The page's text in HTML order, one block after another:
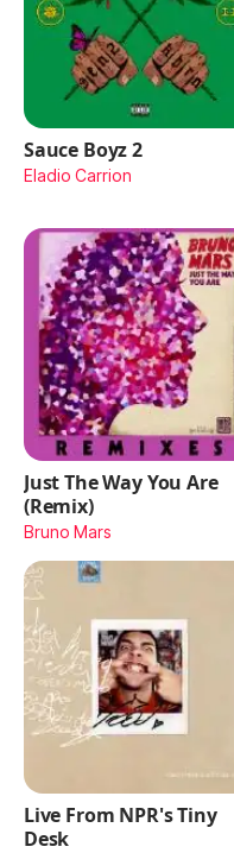
Sauce Boyz 2
Eladio Carrion
Just The Way You Are
(Remix)
Bruno Mars
Live From NPR's Tiny
Desk